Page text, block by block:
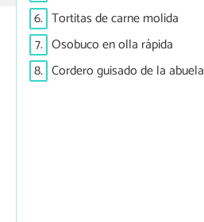
6. Tortitas de carne molida
7. Osobuco en olla rápida
8. Cordero guisado de la abuela